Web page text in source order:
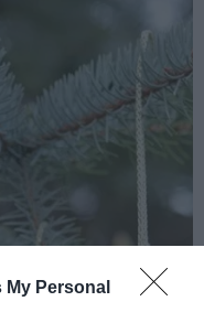
Personal